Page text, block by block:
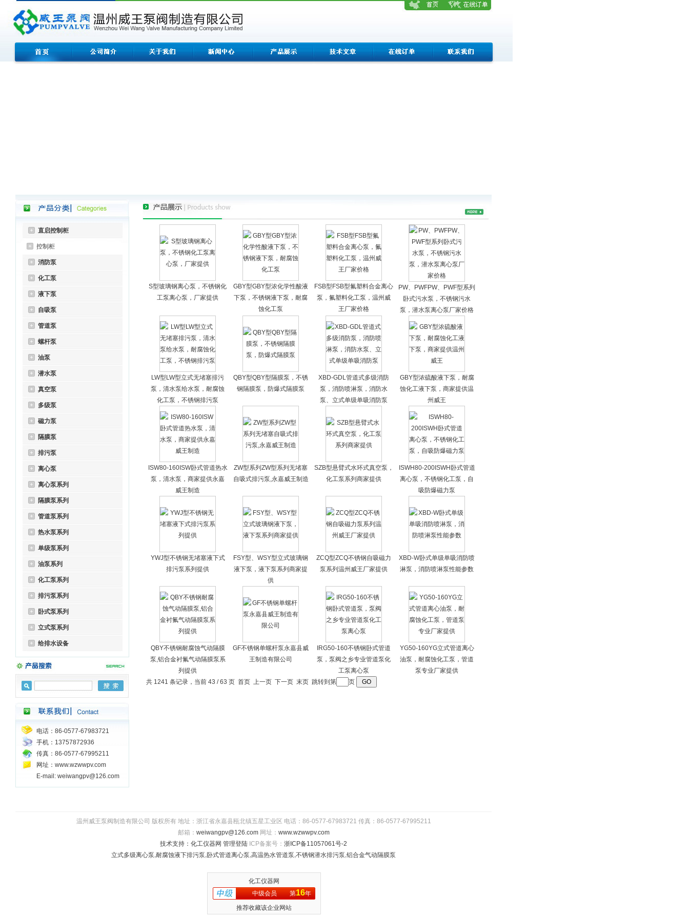
直启控制柜
控制柜
消防泵
化工泵
液下泵
自吸泵
管道泵
螺杆泵
油泵
潜水泵
真空泵
多级泵
磁力泵
隔膜泵
排污泵
离心泵
离心泵系列
隔膜泵系列
管道泵系列
热水泵系列
单级泵系列
油泵系列
化工泵系列
排污泵系列
卧式泵系列
立式泵系列
给排水设备
电话：86-0577-67983721
手机：13757872936
传真：86-0577-67995211
网址：www.wzwwpv.com
E-mail: weiwangpv@126.com
S型玻璃钢离心泵，不锈钢化
工泵离心泵，厂家提供
GBY型GBY型浓化学性酸液
下泵，不锈钢液下泵，耐腐
蚀化工泵
FSB型FSB型氟塑料合金离心
泵，氟塑料化工泵，温州威
王厂家价格
PW、PWFPW、PWF型系列
卧式污水泵，不锈钢污水
泵，潜水泵离心泵厂家价格
LW型LW型立式无堵塞排污
泵，清水泵给水泵，耐腐蚀
化工泵，不锈钢排污泵
QBY型QBY型隔膜泵，不锈
钢隔膜泵，防爆式隔膜泵
XBD-GDL管道式多级消防
泵，消防喷淋泵，消防水
泵、立式单级单吸消防泵
GBY型浓硫酸液下泵，耐腐
蚀化工液下泵，商家提供温
州威王
ISW80-160ISW卧式管道热水
泵，清水泵，商家提供永嘉
威王制造
ZW型系列ZW型系列无堵塞
自吸式排污泵,永嘉威王制造
SZB型悬臂式水环式真空泵，
化工泵系列商家提供
ISWH80-200ISWH卧式管道
离心泵，不锈钢化工泵，自
吸防爆磁力泵
YWJ型不锈钢无堵塞液下式
排污泵系列提供
FSY型、WSY型立式玻璃钢
液下泵，液下泵系列商家提
供
ZCQ型ZCQ不锈钢自吸磁力
泵系列温州威王厂家提供
XBD-W卧式单级单吸消防喷
淋泵，消防喷淋泵性能参数
QBY不锈钢耐腐蚀气动隔膜
泵,铝合金衬氟气动隔膜泵系
列提供
GF不锈钢单螺杆泵永嘉县威
王制造有限公司
IRG50-160不锈钢卧式管道
泵，泵阀之乡专业管道泵化
工泵离心泵
YG50-160YG立式管道离心
油泵，耐腐蚀化工泵，管道
泵专业厂家提供
共 1241 条记录，当前 43 / 63 页 首页 上一页 下一页 末页 跳转到第 页
温州威王泵阀制造有限公司 版权所有 地址：浙江省永嘉县瓯北镇五星工业区 电话：86-0577-67983721 传真：86-0577-67995211
邮箱： weiwangpv@126.com网址： www.wzwwpv.com
技术支持： 化工仪器网 管理登陆 ICP备案号： 浙ICP备11057061号-2
立式多级离心泵,耐腐蚀液下排污泵,卧式管道离心泵,高温热水管道泵,不锈钢潜水排污泵,铝合金气动隔膜泵
化工仪器网
中级会员
第16年
推荐收藏该企业网站